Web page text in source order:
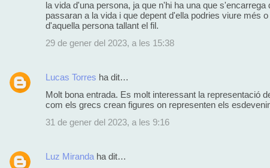
la vida d'una persona, ja que n'hi ha una que
passaran a la vida i que depent d'ella podries viure més
d'aquella persona tallant el fil.
29 de gener del 2023, a les 15:38
Lucas Torres ha dit…
Molt bona entrada. Es molt interessant la representació
com els grecs crean figures on representen els
31 de gener del 2023, a les 9:16
Luz Miranda ha dit…